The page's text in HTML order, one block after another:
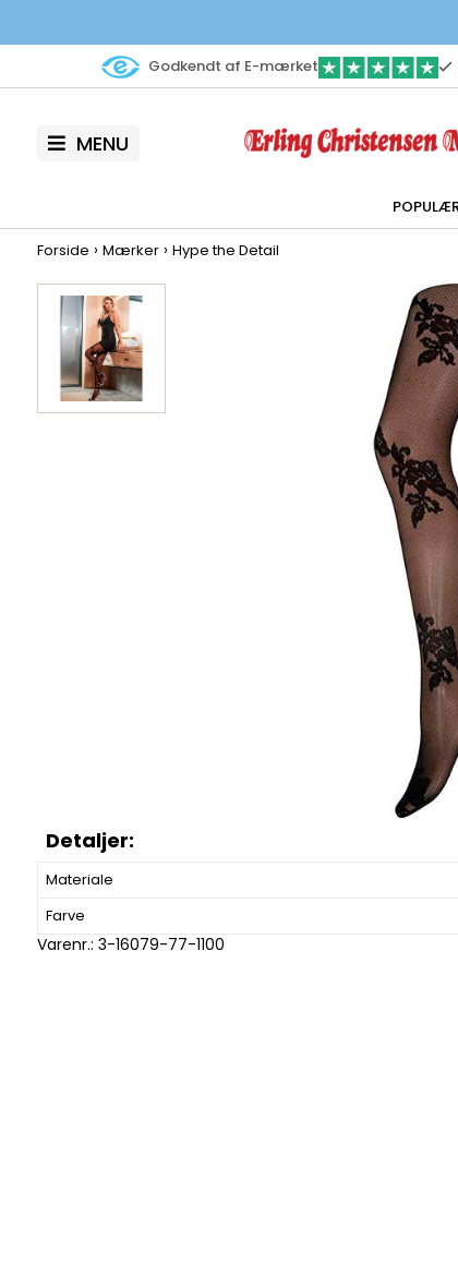
Godkendt af E-mærket
MENU
Forside › Mærker› Hype the Detail
Materiale
Farve
Varenr.: 3-16079-77-1100